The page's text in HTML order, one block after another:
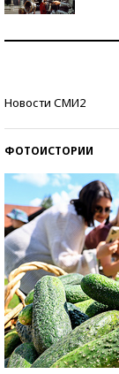
Новости СМИ2
ФОТОИСТОРИИ